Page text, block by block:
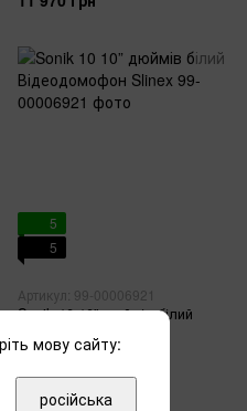
5
5
Артикул: 99-00006921
Sonik 10 10” дюймів білий
Відеодомофон Slinex
8 460 грн
мову сайту:
російська